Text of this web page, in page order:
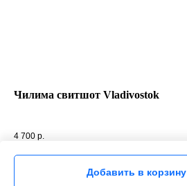
Добавить в корзину
Чилима свитшот Vladivostok
4 700 р.